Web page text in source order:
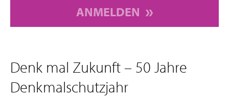
ANMELDEN
Denk mal Zukunft – 50 Jahre
Denkmalschutzjahr